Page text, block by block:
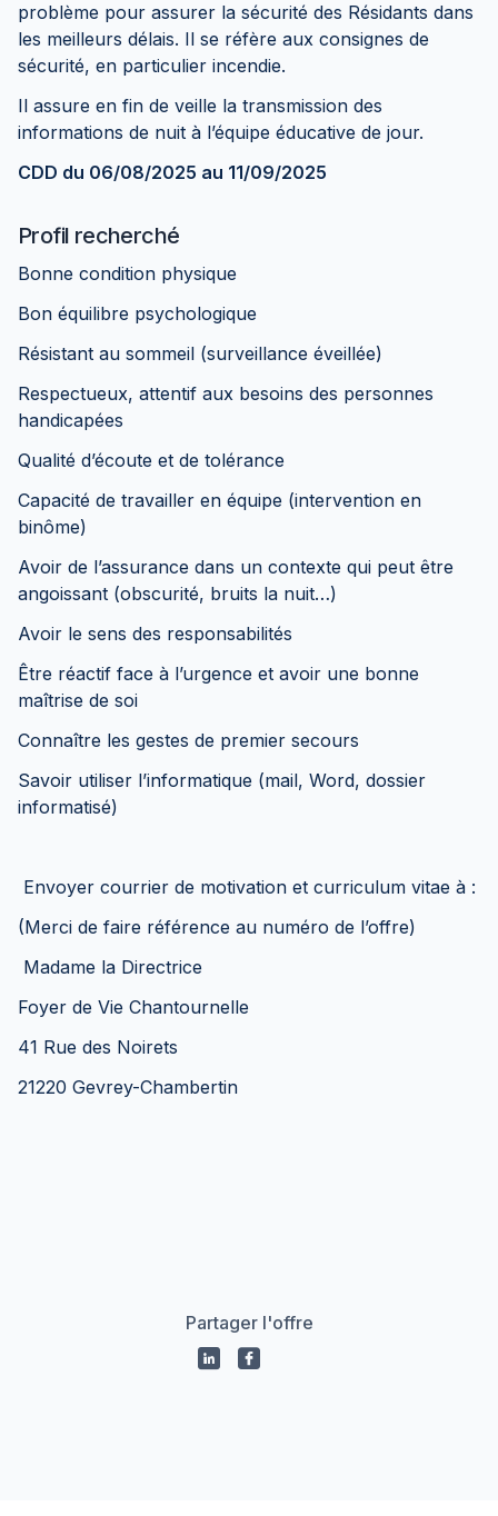
problème pour assurer la sécurité des Résidants dans
les meilleurs délais. Il se réfère aux consignes de
sécurité, en particulier incendie.
Il assure en fin de veille la transmission des
informations de nuit à l’équipe éducative de jour.
CDD du 06/08/2025 au 11/09/2025
Profil recherché
Bonne condition physique
Bon équilibre psychologique
Résistant au sommeil (surveillance éveillée)
Respectueux, attentif aux besoins des personnes
handicapées
Qualité d’écoute et de tolérance
Capacité de travailler en équipe (intervention en
binôme)
Avoir de l’assurance dans un contexte qui peut être
angoissant (obscurité, bruits la nuit…)
Avoir le sens des responsabilités
Être réactif face à l’urgence et avoir une bonne
maîtrise de soi
Connaître les gestes de premier secours
Savoir utiliser l’informatique (mail, Word, dossier
informatisé)
Envoyer courrier de motivation et curriculum vitae à :
(Merci de faire référence au numéro de l’offre)
Madame la Directrice
Foyer de Vie Chantournelle
41 Rue des Noirets
21220 Gevrey-Chambertin
Partager l'offre